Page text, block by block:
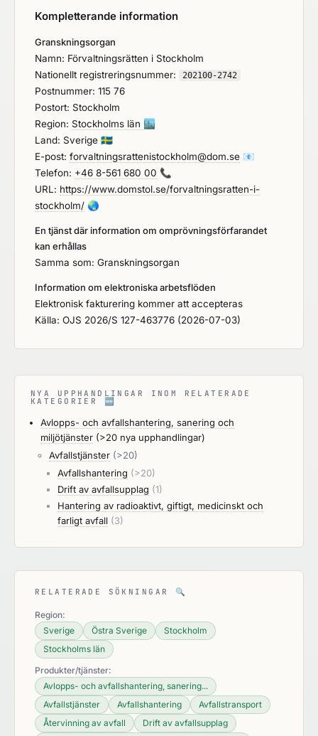
Kompletterande information
Granskningsorgan
Namn: Förvaltningsrätten i Stockholm
Nationellt registreringsnummer:
202100-2742
Postnummer: 115 76
Postort: Stockholm
Region: Stockholms län 🏙️
Land: Sverige 🇸🇪
E-post: forvaltningsrattenistockholm@dom.se 📧
Telefon: +46 8-561 680 00 📞
URL: https://www.domstol.se/forvaltningsratten-i-
stockholm/ 🌏
En tjänst där information om omprövningsförfarandet
kan erhållas
Samma som: Granskningsorgan
Information om elektroniska arbetsflöden
Elektronisk fakturering kommer att accepteras
Källa: OJS 2026/S 127-463776 (2026-07-03)
NYA UPPHANDLINGAR INOM RELATERADE
KATEGORIER 🆕
Avlopps- och avfallshantering, sanering och
miljötjänster (>20 nya upphandlingar)
Avfallstjänster (>20)
Avfallshantering (>20)
Drift av avfallsupplag (1)
Hantering av radioaktivt, giftigt, medicinskt och
farligt avfall (3)
RELATERADE SÖKNINGAR 🔍
Region:
Sverige
Östra Sverige
Stockholm
Stockholms län
Produkter/tjänster:
Avlopps- och avfallshantering, sanering...
Avfallstjänster
Avfallshantering
Avfallstransport
Återvinning av avfall
Drift av avfallsupplag